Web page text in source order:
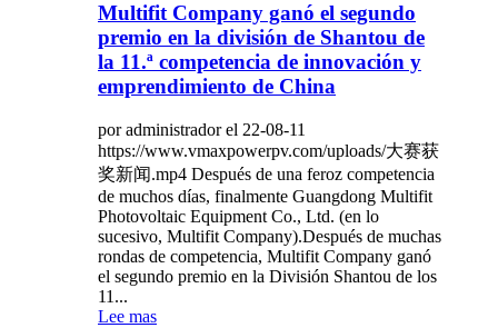
Multifit Company ganó el segundo
premio en la división de Shantou de
la 11.ª competencia de innovación y
emprendimiento de China
por administrador el 22-08-11
https://www.vmaxpowerpv.com/uploads/大赛获
奖新闻.mp4 Después de una feroz competencia
de muchos días, finalmente Guangdong Multifit
Photovoltaic Equipment Co., Ltd. (en lo
sucesivo, Multifit Company).Después de muchas
rondas de competencia, Multifit Company ganó
el segundo premio en la División Shantou de los
11...
Lee mas